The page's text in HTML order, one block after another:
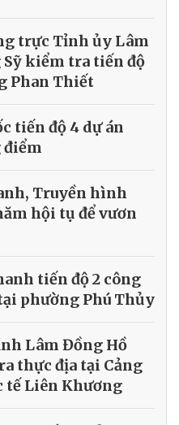
trực Tỉnh ủy Lâm
kiểm tra tiến độ
Phan Thiết
tiến độ 4 dự án
Truyền hình
hội tụ để vươn
tiến độ 2 công
phường Phú Thủy
Lâm Đồng Hồ
thực địa tại Cảng
tế Liên Khương